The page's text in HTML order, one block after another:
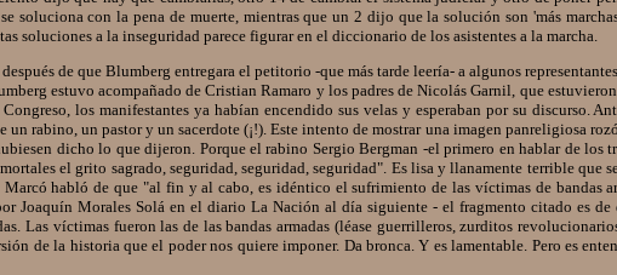
soluciona con la pena de muerte, mientras que un 2 dijo que la solución son 'más
soluciones a la inseguridad parece figurar en el diccionario de los asistentes a la marcha.
de que Blumberg entregara el petitorio -que más tarde leería- a algunos
estuvo acompañado de Cristian Ramaro y los padres de Nicolás Garnil, que
los manifestantes ya habían encendido sus velas y esperaban por su discurso.
un rabino, un pastor y un sacerdote (¡!). Este intento de mostrar una imagen panreligiosa
dicho lo que dijeron. Porque el rabino Sergio Bergman -el primero en hablar de
el grito sagrado, seguridad, seguridad, seguridad". Es lisa y llanamente terrible que
habló de que "al fin y al cabo, es idéntico el sufrimiento de las víctimas de bandas
Joaquín Morales Solá en el diario La Nación al día siguiente - el fragmento citado es
Las víctimas fueron las de las bandas armadas (léase guerrilleros, zurditos
de la historia que el poder nos quiere imponer. Da bronca. Y es lamentable. Pero es